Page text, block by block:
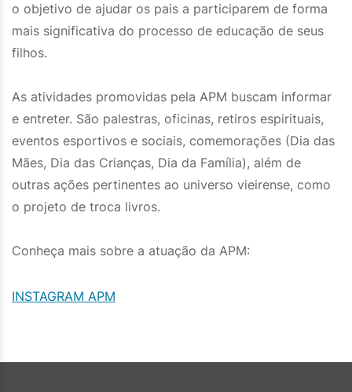
o objetivo de ajudar os pais a participarem de forma
mais significativa do processo de educação de seus
filhos.
As atividades promovidas pela APM buscam informar
e entreter. São palestras, oficinas, retiros espirituais,
eventos esportivos e sociais, comemorações (Dia das
Mães, Dia das Crianças, Dia da Família), além de
outras ações pertinentes ao universo vieirense, como
o projeto de troca livros.
Conheça mais sobre a atuação da APM:
INSTAGRAM APM